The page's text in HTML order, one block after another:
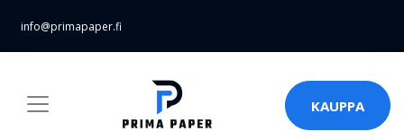
info@primapaper.fi
KAUPPA